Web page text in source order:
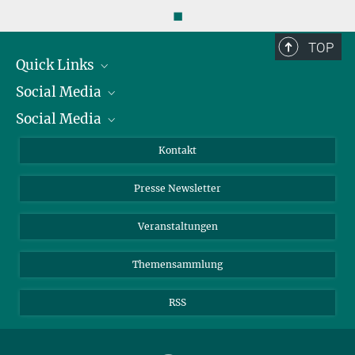
◼
TOP
Quick Links
Präsident
Zahlen und Fakten
Social Media
Bluesky
TikTok
Social Media
Instagram
YouTube
Kontakt
Presse Newsletter
Veranstaltungen
Themensammlung
RSS